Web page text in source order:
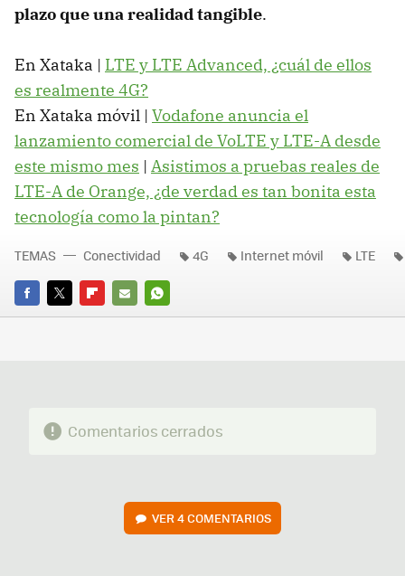
plazo que una realidad tangible.
En Xataka | LTE y LTE Advanced, ¿cuál de ellos
es realmente 4G?
En Xataka móvil | Vodafone anuncia el
lanzamiento comercial de VoLTE y LTE-A desde
este mismo mes | Asistimos a pruebas reales de
LTE-A de Orange, ¿de verdad es tan bonita esta
tecnología como la pintan?
FACEBOOK
TWITTERFLIPBOARD
E-
WHATSAPP
TEMAS Conectividad 4G Internet móvil LTE
Comentarios cerrados
VER4 COMENTARIOS